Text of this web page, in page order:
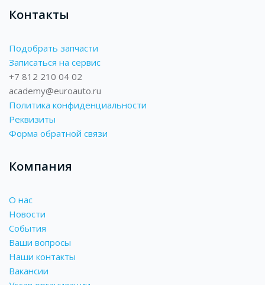
Контакты
Подобрать запчасти
Записаться на сервис
+7 812 210 04 02
academy@euroauto.ru
Политика конфиденциальности
Реквизиты
Форма обратной связи
Компания
О нас
Новости
События
Ваши вопросы
Наши контакты
Вакансии